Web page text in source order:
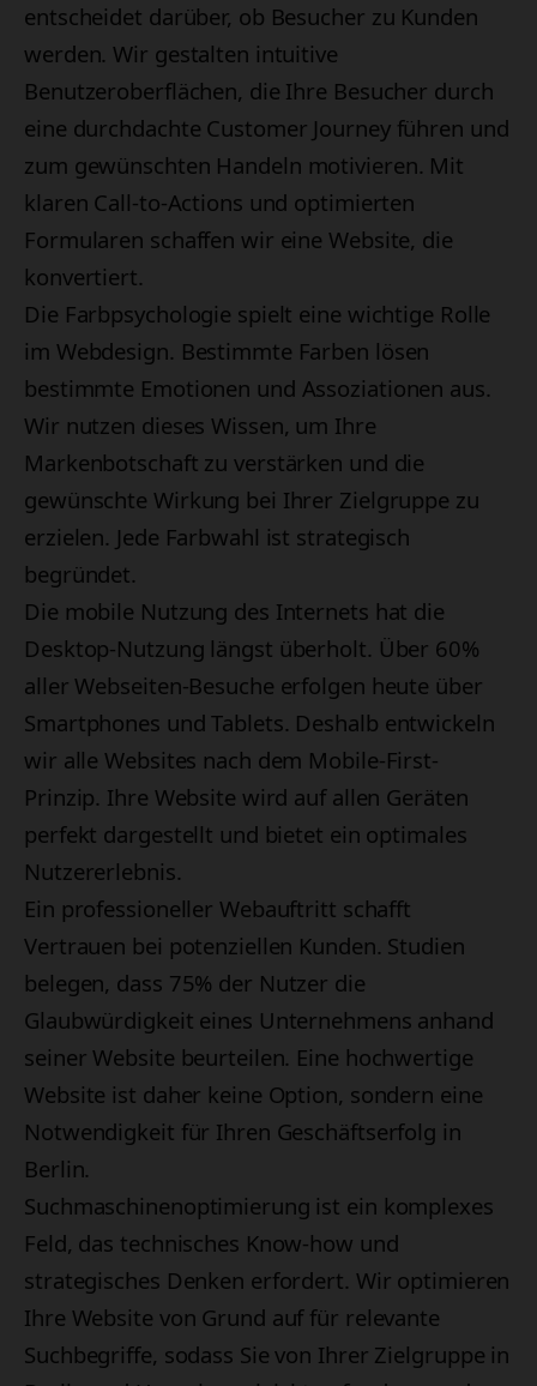
entscheidet darüber, ob Besucher zu Kunden
werden. Wir gestalten intuitive
Benutzeroberflächen, die Ihre Besucher durch
eine durchdachte Customer Journey führen und
zum gewünschten Handeln motivieren. Mit
klaren Call-to-Actions und optimierten
Formularen schaffen wir eine Website, die
konvertiert.
Die Farbpsychologie spielt eine wichtige Rolle
im Webdesign. Bestimmte Farben lösen
bestimmte Emotionen und Assoziationen aus.
Wir nutzen dieses Wissen, um Ihre
Markenbotschaft zu verstärken und die
gewünschte Wirkung bei Ihrer Zielgruppe zu
erzielen. Jede Farbwahl ist strategisch
begründet.
Die mobile Nutzung des Internets hat die
Desktop-Nutzung längst überholt. Über 60%
aller Webseiten-Besuche erfolgen heute über
Smartphones und Tablets. Deshalb entwickeln
wir alle Websites nach dem Mobile-First-
Prinzip. Ihre Website wird auf allen Geräten
perfekt dargestellt und bietet ein optimales
Nutzererlebnis.
Ein professioneller Webauftritt schafft
Vertrauen bei potenziellen Kunden. Studien
belegen, dass 75% der Nutzer die
Glaubwürdigkeit eines Unternehmens anhand
seiner Website beurteilen. Eine hochwertige
Website ist daher keine Option, sondern eine
Notwendigkeit für Ihren Geschäftserfolg in
Berlin.
Suchmaschinenoptimierung ist ein komplexes
Feld, das technisches Know-how und
strategisches Denken erfordert. Wir optimieren
Ihre Website von Grund auf für relevante
Suchbegriffe, sodass Sie von Ihrer Zielgruppe in